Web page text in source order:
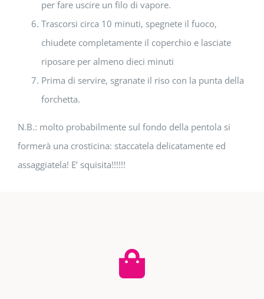
per fare uscire un filo di vapore.
Trascorsi circa 10 minuti, spegnete il fuoco,
chiudete completamente il coperchio e lasciate
riposare per almeno dieci minuti
Prima di servire, sgranate il riso con la punta della
forchetta.
N.B.: molto probabilmente sul fondo della pentola si
formerà una crosticina: staccatela delicatamente ed
assaggiatela! E’ squisita!!!!!!